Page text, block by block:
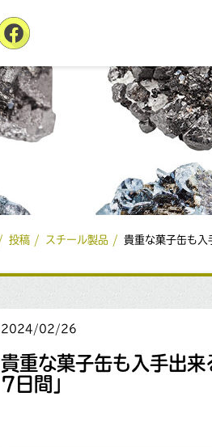
投稿 スチール製品 貴重な菓子缶も入
2024/02/26
貴重な菓子缶も入手出
7日間」